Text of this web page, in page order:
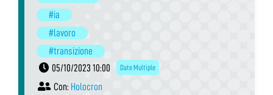
#ia
#lavoro
#transizione
05/10/2023 10:00
Date Multiple
Con: Holocron